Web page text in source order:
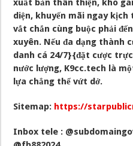
xuất bản thân thiện, kho
diện, khuyến mãi ngay
vắt chắn cùng buộc phải
xuyên. Nếu đa dạng thành
danh cá 24/7}{đặt cược
nước lượng, K9cc.tech là
lựa chẳng thể vứt dở.
Sitemap: https://
Inbox tele :